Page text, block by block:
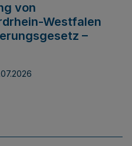
von
Westfalen
–